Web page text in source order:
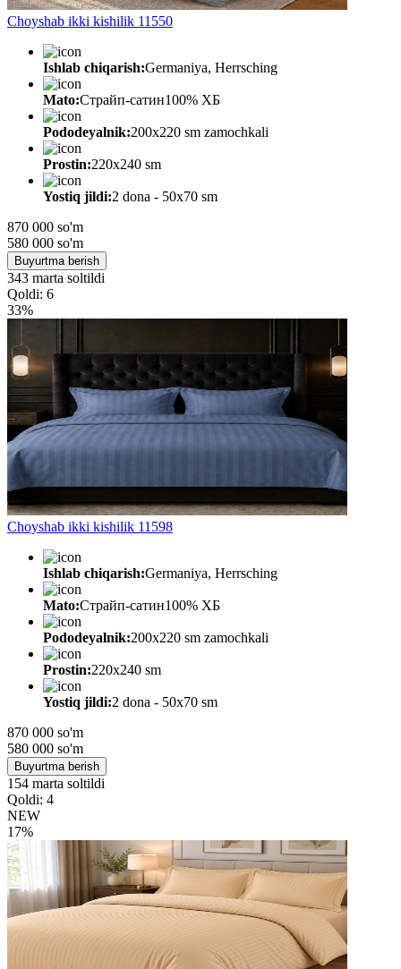
Choyshab ikki kishilik 11550
Ishlab chiqarish:Germaniya, Herrsching
Mato:Страйп-сатин100% ХБ
Pododeyalnik:200х220 sm zamochkali
Prostin:220х240 sm
Yostiq jildi:2 dona - 50x70 sm
870 000 so'm
580 000 so'm
Buyurtma berish
343 marta soltildi
Qoldi: 6
33%
Choyshab ikki kishilik 11598
Ishlab chiqarish:Germaniya, Herrsching
Mato:Страйп-сатин100% ХБ
Pododeyalnik:200х220 sm zamochkali
Prostin:220х240 sm
Yostiq jildi:2 dona - 50x70 sm
870 000 so'm
580 000 so'm
Buyurtma berish
154 marta soltildi
Qoldi: 4
NEW
17%